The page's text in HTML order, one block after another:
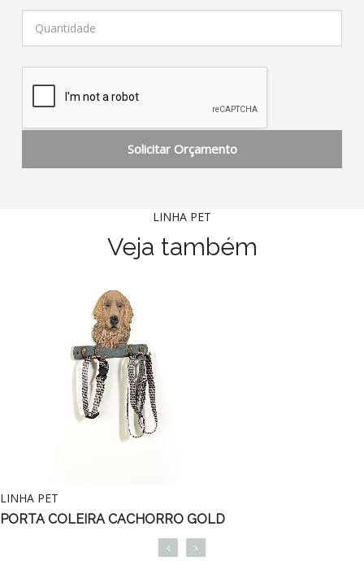
Solicitar Orçamento
LINHA PET
Veja também
PET
COLEIRA CACHORRO GOLD